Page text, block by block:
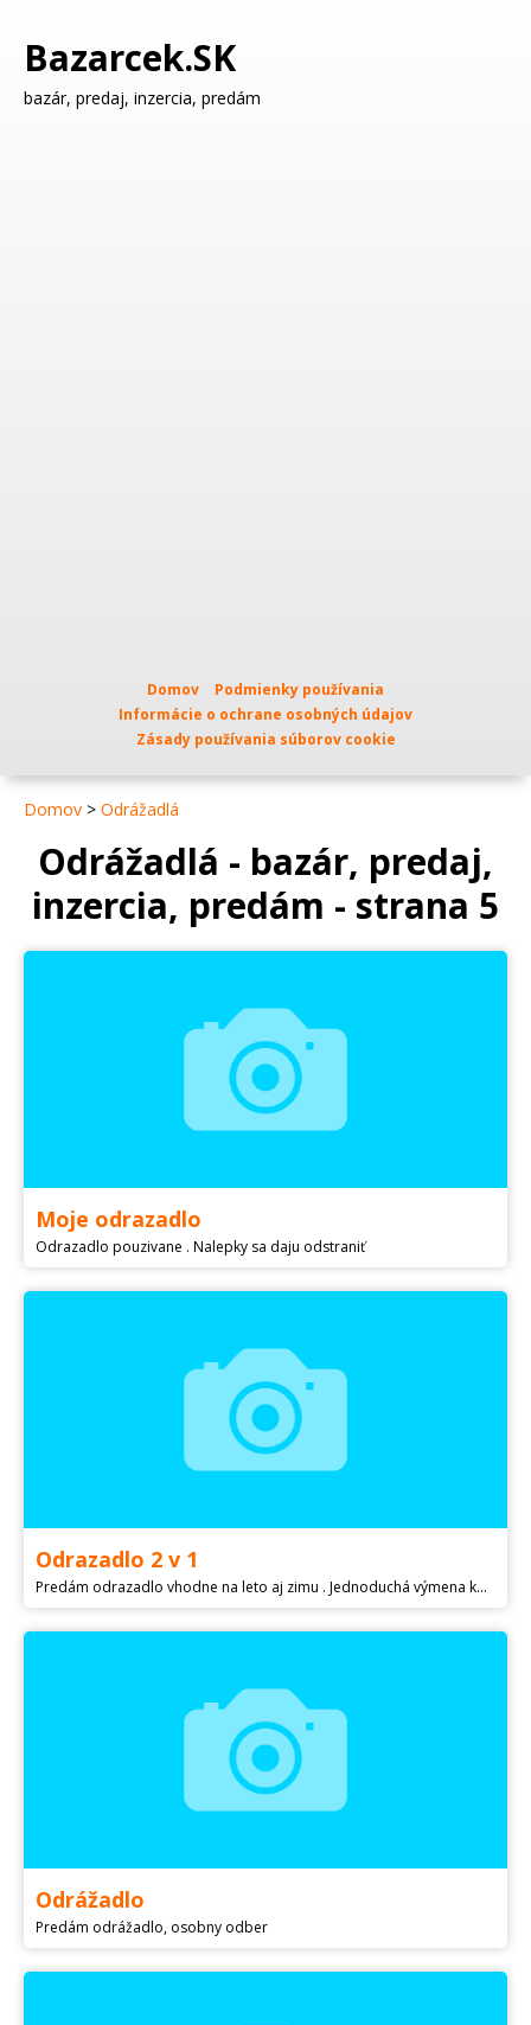
Bazarcek.SK
bazár, predaj, inzercia, predám
Domov
Podmienky používania
Informácie o ochrane osobných údajov
Zásady používania súborov cookie
Domov > Odrážadlá
Odrážadlá - bazár, predaj,
inzercia, predám - strana 5
Moje odrazadlo
Odrazadlo pouzivane . Nalepky sa daju odstraniť
Odrazadlo 2 v 1
Predám odrazadlo vhodne na leto aj zimu . Jednoduchá výmena kolies na leto či lyži na zimu . Odrazadlo v dobrom stave meno Mirko sa dá odlepiť . Jedina chybička na sedadle ( poťah sa dá kúpiť ) sedadlo aj volant nastaviteľný .
Odrážadlo
Predám odrážadlo, osobny odber